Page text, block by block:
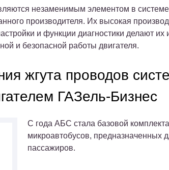
незаменимым элементом в
производителя. Их высокая
и функции диагностики делают
и безопасной работы двигателя.
жгута проводов
ГАЗель-Бизнес
С года АБС стала базовой
микроавтобусов, предназначенных
пассажиров.